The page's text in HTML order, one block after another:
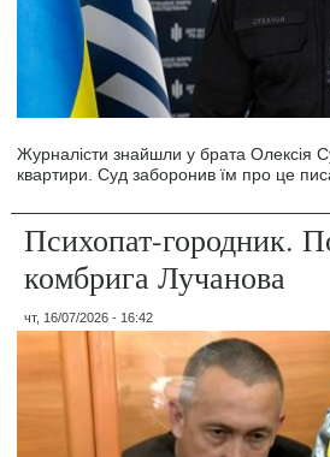
Журналісти знайшли у брата Олексія
квартири. Суд заборонив їм про це
Психопат-городник.
комбрига Лучанова
чт, 16/07/2026 - 16:42